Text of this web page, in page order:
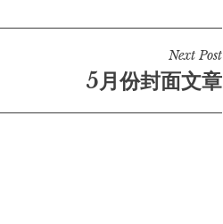
Next Post
5月份封面文章